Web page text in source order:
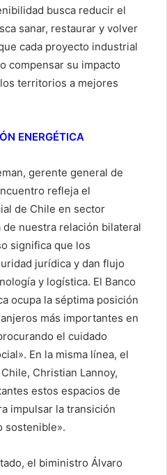
busca reducir el
sanar, restaurar y volver
cada proyecto industrial
compensar su impacto
territorios a mejores
ENERGÉTICA
gerente general de
refleja el
de Chile en sector
nuestra relación bilateral
significa que los
jurídica y dan flujo
y logística. El Banco
ocupa la séptima posición
más importantes en
el cuidado
En la misma línea, el
Christian Lannoy,
estos espacios de
impulsar la transición
sostenible».
el biministro Álvaro